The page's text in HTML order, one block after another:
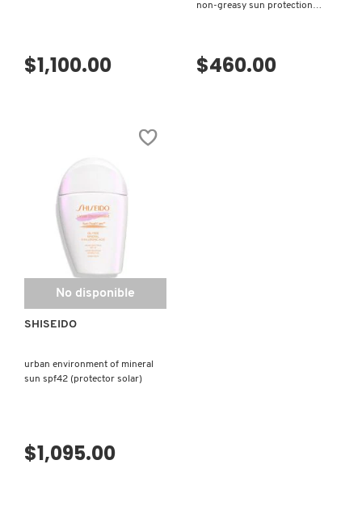
LIVING PROOF
MAC COSMETICS
MAKEUP BY MARIO
$1,100.00
non-greasy sun protection
$460.00
No disponible
SHISEIDO
urban environment of mineral
sun spf42 (protector solar)
$1,095.00